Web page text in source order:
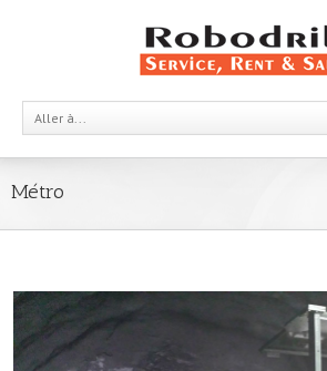
Aller à...
Métro